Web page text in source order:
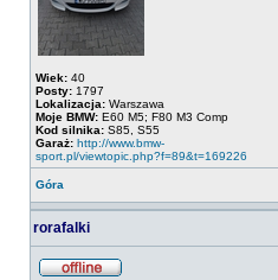
Wiek: 40
Posty: 1797
Lokalizacja: Warszawa
Moje BMW: E60 M5; F80 M3 Comp
Kod silnika: S85, S55
Garaż: http://www.bmw-
sport.pl/viewtopic.php?f=89&t=169226
Góra
rorafalki